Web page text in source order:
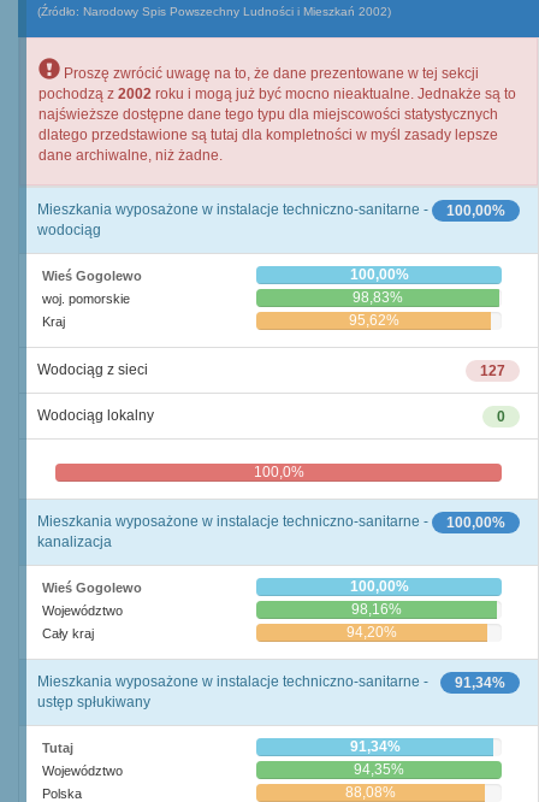
(Źródło: Narodowy Spis Powszechny Ludności i Mieszkań 2002)
Proszę zwrócić uwagę na to, że dane prezentowane w tej sekcji
pochodzą z 2002 roku i mogą już być mocno nieaktualne. Jednakże są to
najświeższe dostępne dane tego typu dla miejscowości statystycznych
dlatego przedstawione są tutaj dla kompletności w myśl zasady lepsze
dane archiwalne, niż żadne.
100,00%
Mieszkania wyposażone w instalacje techniczno-sanitarne -
wodociąg
Wieś Gogolewo 100,00%
woj. pomorskie 98,83%
Kraj 95,62%
127
Wodociąg z sieci
0
Wodociąg lokalny
100,0%
100,00%
Mieszkania wyposażone w instalacje techniczno-sanitarne -
kanalizacja
Wieś Gogolewo 100,00%
Województwo 98,16%
Cały kraj 94,20%
91,34%
Mieszkania wyposażone w instalacje techniczno-sanitarne -
ustęp spłukiwany
Tutaj 91,34%
Województwo 94,35%
Polska 88,08%